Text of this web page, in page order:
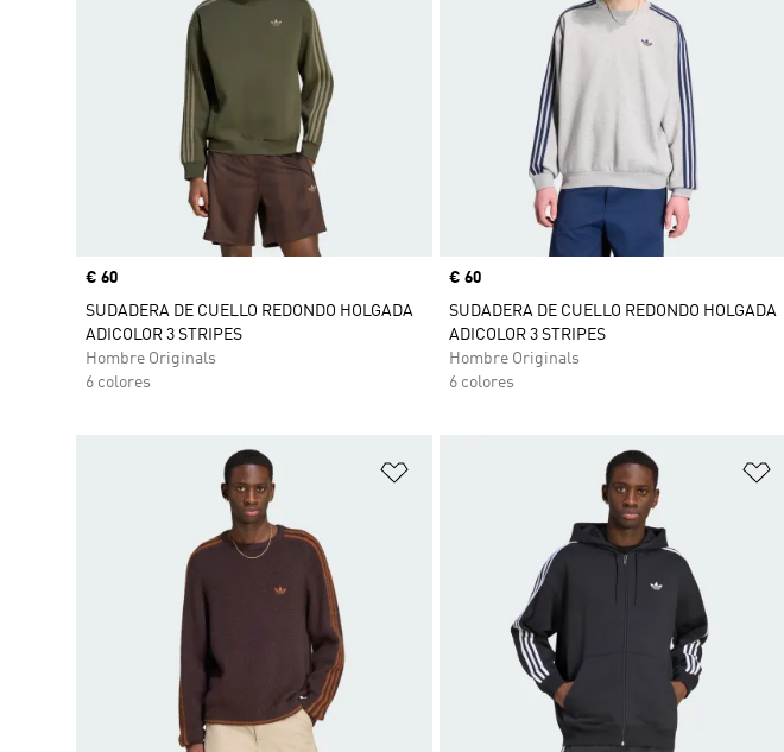
Precio
€ 60
SUDADERA DE CUELLO REDONDO HOLGADA
ADICOLOR 3 STRIPES
Hombre Originals
6 colores
Precio
€ 60
SUDADERA DE CUELLO REDONDO HOLGADA
ADICOLOR 3 STRIPES
Hombre Originals
6 colores
Añadir a la lista de deseos